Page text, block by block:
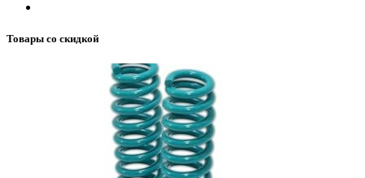
Товары со скидкой